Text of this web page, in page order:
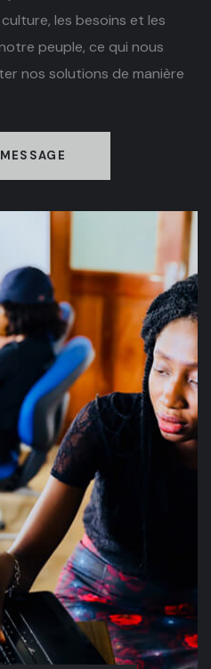
les besoins et les
peuple, ce qui nous
nos solutions de manière